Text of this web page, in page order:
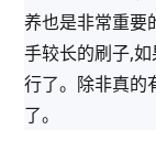
养也是非常重要
手较长的刷子,
行了。除非真的
了。